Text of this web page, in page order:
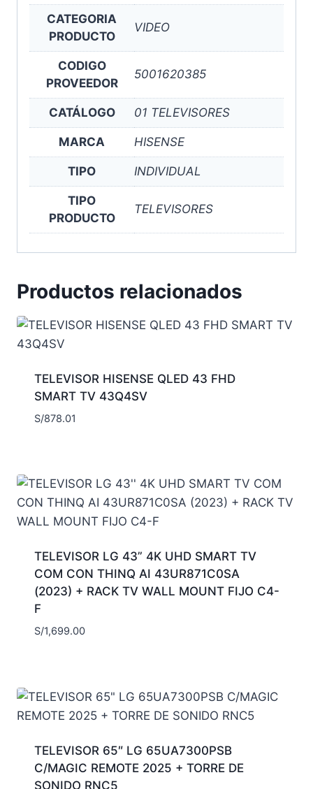
CATEGORIA
PRODUCTO
VIDEO
CODIGO
PROVEEDOR
5001620385
CATÁLOGO 01 TELEVISORES
MARCA HISENSE
TIPO INDIVIDUAL
TIPO
PRODUCTO
TELEVISORES
Productos relacionados
TELEVISOR HISENSE QLED 43 FHD
SMART TV 43Q4SV
S/878.01
TELEVISOR LG 43” 4K UHD SMART TV
COM CON THINQ AI 43UR871C0SA
(2023) + RACK TV WALL MOUNT FIJO C4-
F
S/1,699.00
TELEVISOR 65″ LG 65UA7300PSB
C/MAGIC REMOTE 2025 + TORRE DE
SONIDO RNC5